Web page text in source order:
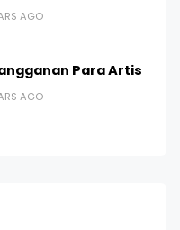
AGO
Para Artis
AGO